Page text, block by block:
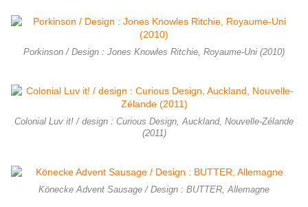
Porkinson / Design : Jones Knowles Ritchie, Royaume-Uni (2010)
Colonial Luv it! / design : Curious Design, Auckland, Nouvelle-Zélande
(2011)
Könecke Advent Sausage / Design : BUTTER, Allemagne